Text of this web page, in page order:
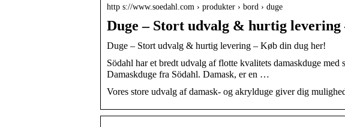
http s://www.soedahl.com › produkter › bord › duge
Duge – Stort udvalg & hurtig levering
Duge – Stort udvalg & hurtig levering – Køb din dug her!
Södahl har et bredt udvalg af flotte kvalitets damaskduge
Damaskduge fra Södahl. Damask, er en …
Vores store udvalg af damask- og akrylduge giver dig